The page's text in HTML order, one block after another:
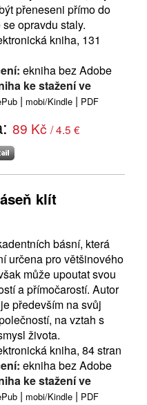
přeneseni přímo do
opravdu staly.
kniha, 131
ekniha bez Adobe
ke stažení ve
| mobi/Kindle | PDF
89 Kč / 4.5 €
klít
básní, která
určena pro většinového
může upoutat svou
a přímočarostí. Autor
především na svůj
na vztah s
života.
kniha, 84 stran
ekniha bez Adobe
ke stažení ve
| mobi/Kindle | PDF